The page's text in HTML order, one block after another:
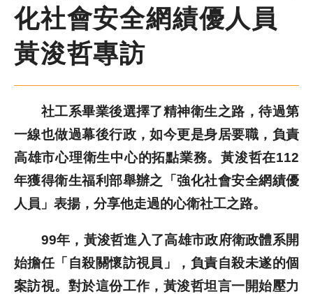
人物專訪
各期季刊
歷史文獻
投稿專區
化社會安全網績優人員
黃浚哲專訪
社工系畢業後選擇了精神衛生之路，待過第
一線也做過幕後行政，如今更是身居要職，負責
高雄市心理衛生中心的拓點業務。黃浚哲在112
年獲得衛生福利部舉辦之「強化社會安全網績優
人員」表揚，分享他走過的心衛社工之路。
99年，黃浚哲進入了高雄市政府衛政體系開
始擔任「自殺關懷訪視員」，負責自殺未遂的個
案訪視。對於這份工作，黃浚哲坦言一開始壓力